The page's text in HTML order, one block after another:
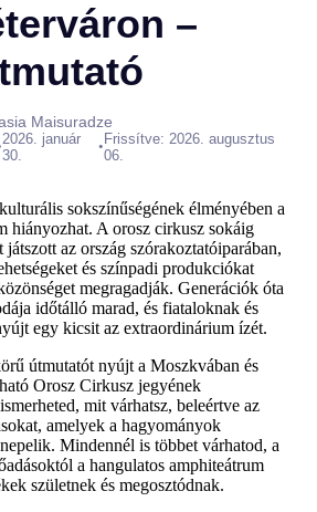
–
Maisuradze
2026. január
30.
• Frissítve: 2026. augusztus
06.
sokszínűségének élményében a
hiányozhat. A orosz cirkusz sokáig
játszott az ország szórakoztatóiparában,
és színpadi produkciókat
megragadják. Generációk óta
időtálló marad, és fiataloknak és
egy kicsit az extraordinárium ízét.
útmutatót nyújt a Moszkvában és
Orosz Cirkusz jegyének
mit várhatsz, beleértve az
amelyek a hagyományok
Mindennél is többet várhatod, a
a hangulatos amphiteátrum
születnek és megosztódnak.